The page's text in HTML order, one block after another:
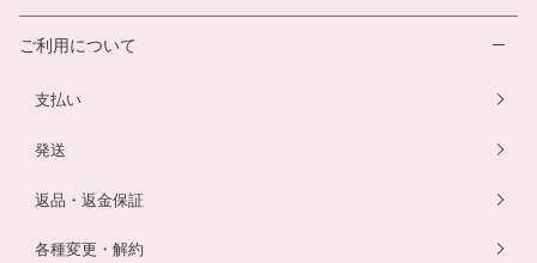
ご利用について
支払い
発送
返品・返金保証
各種変更・解約